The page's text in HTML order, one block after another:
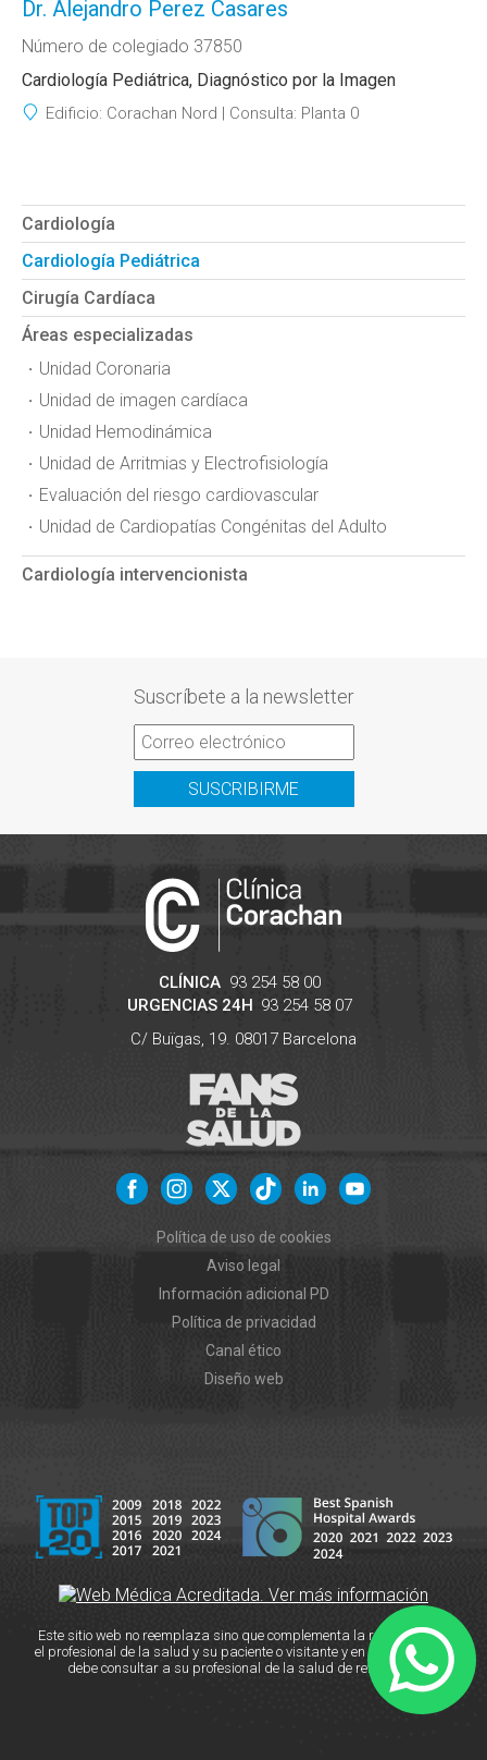
Dr. Alejandro Perez Casares
Número de colegiado 37850
Cardiología Pediátrica, Diagnóstico por la Imagen
Edificio: Corachan Nord Consulta: Planta 0
Cardiología
Cardiología Pediátrica
Cirugía Cardíaca
Áreas especializadas
Unidad Coronaria
Unidad de imagen cardíaca
Unidad Hemodinámica
Unidad de Arritmias y Electrofisiología
Evaluación del riesgo cardiovascular
Unidad de Cardiopatías Congénitas del Adulto
Cardiología intervencionista
Suscríbete a la newsletter
SUSCRIBIRME
CLÍNICA 93 254 58 00
URGENCIAS 24H 93 254 58 07
C/ Buïgas, 19. 08017 Barcelona
Política de uso de cookies
Aviso legal
Información adicional PD
Política de privacidad
Canal ético
Diseño web
Este sitio web no reemplaza sino que complementa la relación entre
el profesional de la salud y su paciente o visitante y en caso de duda
debe consultar a su profesional de la salud de referencia.